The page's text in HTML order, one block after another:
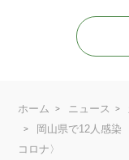
ホーム ニュース
岡山県で12人感染
コロナ〉